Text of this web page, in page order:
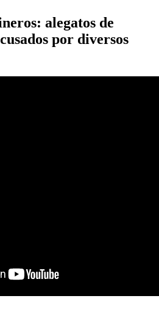
alegatos de
por diversos